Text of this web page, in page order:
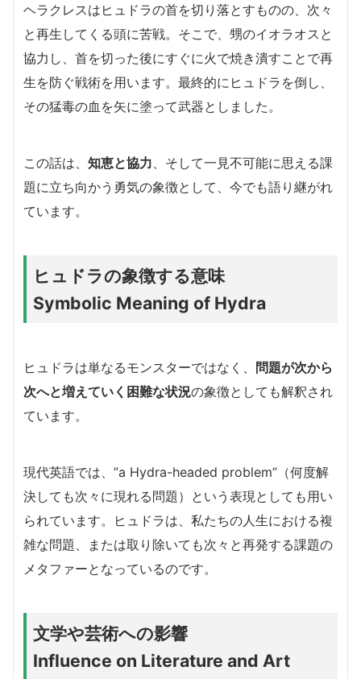
ヘラクレスはヒュドラの首を切り落とすものの、次々
と再生してくる頭に苦戦。そこで、甥のイオラオスと
協力し、首を切った後にすぐに火で焼き潰すことで再
生を防ぐ戦術を用います。最終的にヒュドラを倒し、
その猛毒の血を矢に塗って武器としました。
この話は、 知恵と協力 、そして一見不可能に思える課
題に立ち向かう勇気の象徴として、今でも語り継がれ
ています。
ヒュドラの象徴する意味
Symbolic Meaning of Hydra
ヒュドラは単なるモンスターではなく、 問題が次から
次へと増えていく困難な状況の象徴としても解釈され
ています。
現代英語では、”a Hydra-headed problem”（何度解
決しても次々に現れる問題）という表現としても用い
られています。ヒュドラは、私たちの人生における複
雑な問題、または取り除いても次々と再発する課題の
メタファーとなっているのです。
文学や芸術への影響
Influence on Literature and Art